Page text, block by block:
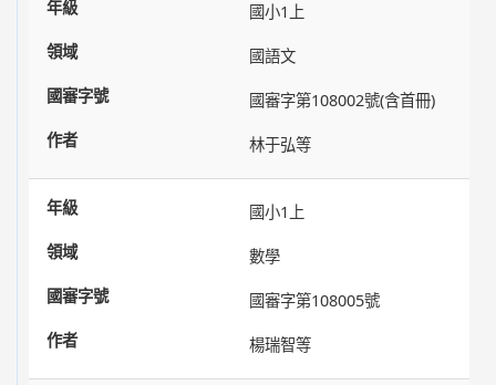
國小1上
國語文
國審字第108002號(含首冊)
林于弘等
國小1上
數學
國審字第108005號
楊瑞智等